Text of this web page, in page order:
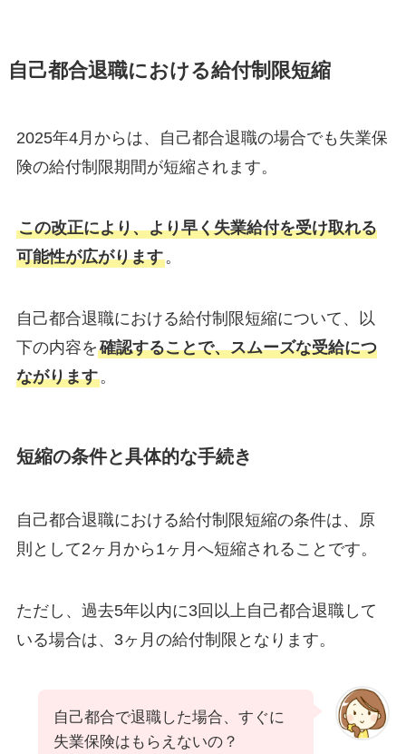
自己都合退職における給付制限短縮
2025年4月からは、自己都合退職の場合でも失業保
険の給付制限期間が短縮されます。
この改正により、より早く失業給付を受け取れる
可能性が広がります。
自己都合退職における給付制限短縮について、以
下の内容を確認することで、スムーズな受給につ
ながります。
短縮の条件と具体的な手続き
自己都合退職における給付制限短縮の条件は、原
則として2ヶ月から1ヶ月へ短縮されることです。
ただし、過去5年以内に3回以上自己都合退職して
いる場合は、3ヶ月の給付制限となります。
自己都合で退職した場合、すぐに
失業保険はもらえないの？